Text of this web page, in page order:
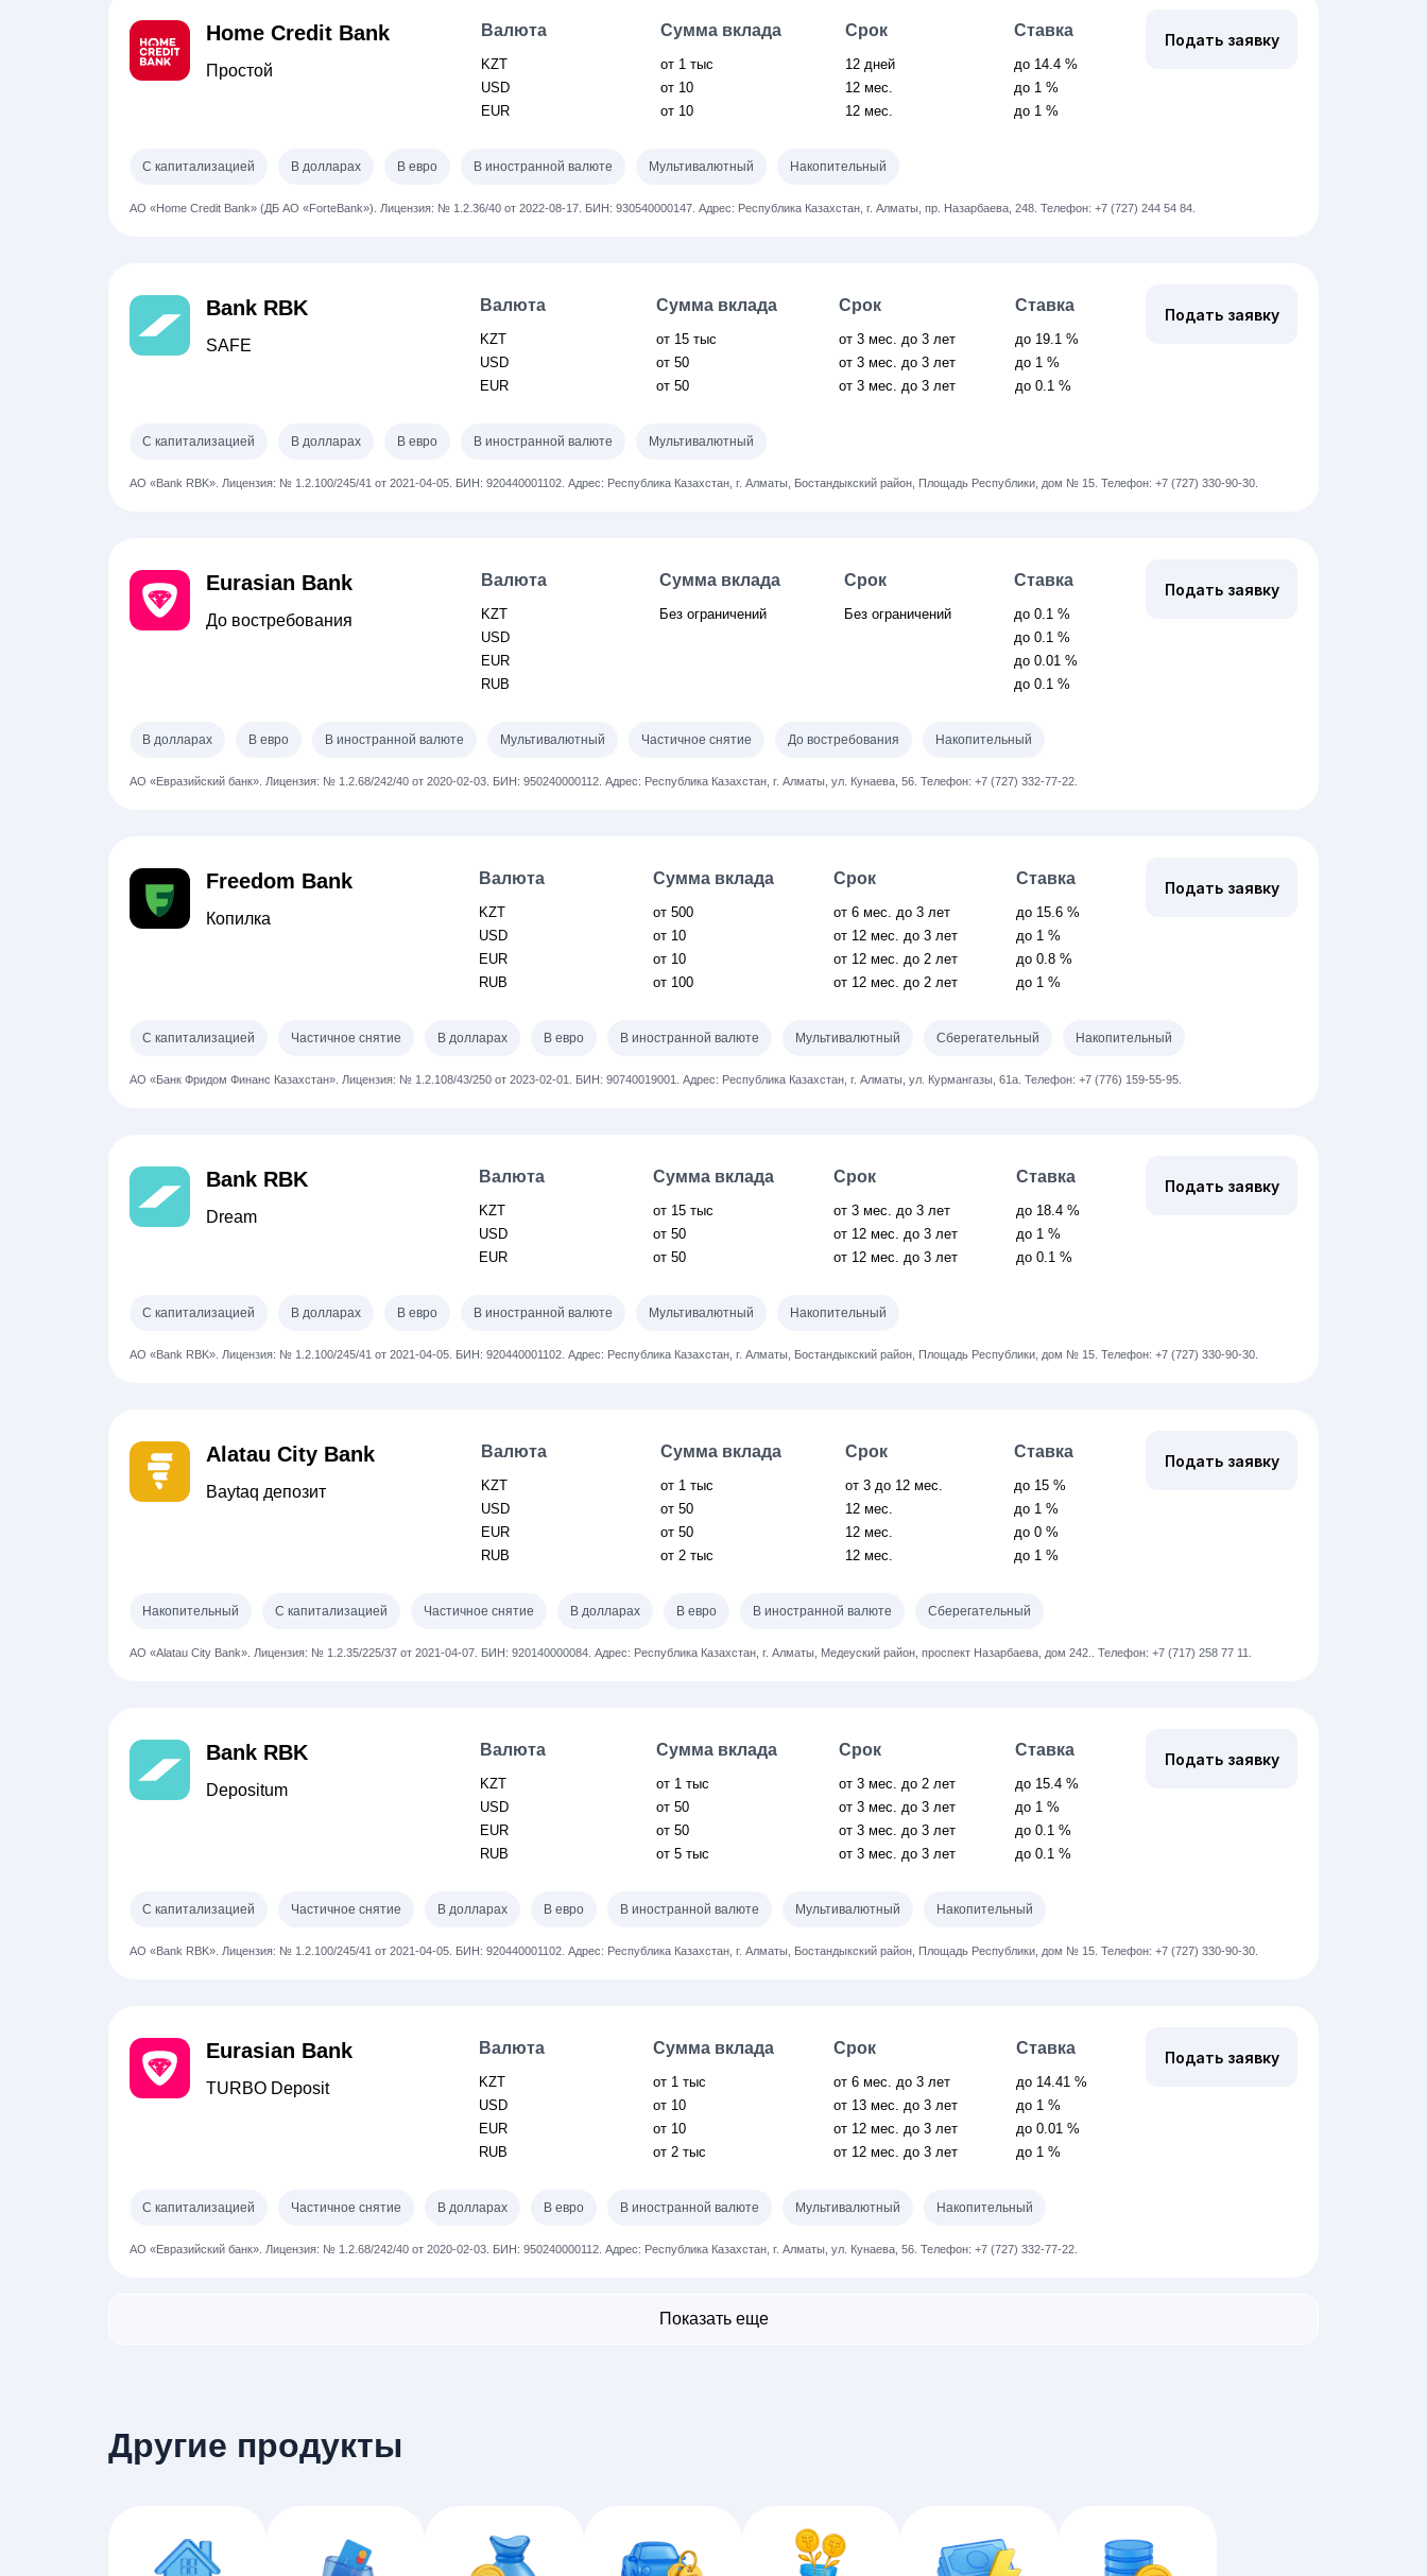
Home Credit Bank
Простой
Валюта
KZT
USD
EUR
Сумма вклада
от 1 тыс
от 10
от 10
Срок
12 дней
12 мес.
12 мес.
Ставка
до 14.4 %
до 1 %
до 1 %
Подать заявку
С капитализацией В долларах В евро В иностранной валюте Мультивалютный Накопительный
АО «Home Credit Bank» (ДБ АО «ForteBank»). Лицензия: № 1.2.36/40 от 2022-08-17. БИН: 930540000147. Адрес: Республика Казахстан, ​г. Алматы, пр. Назарбаева, 248. Телефон: +7 (727) 244 54 84.
Bank RBK
SAFE
Валюта
KZT
USD
EUR
Сумма вклада
от 15 тыс
от 50
от 50
Срок
от 3 мес. до 3 лет
от 3 мес. до 3 лет
от 3 мес. до 3 лет
Ставка
до 19.1 %
до 1 %
до 0.1 %
Подать заявку
С капитализацией В долларах В евро В иностранной валюте Мультивалютный
АО «Bank RBK». Лицензия: № 1.2.100/245/41 от 2021-04-05. БИН: 920440001102. Адрес: Республика Казахстан, г. Алматы, Бостандыкский район, Площадь Республики, дом № 15. Телефон: +7 (727) 330-90-30.
Eurasian Bank
До востребования
Валюта
KZT
USD
EUR
RUB
Сумма вклада
Без ограничений
Срок
Без ограничений
Ставка
до 0.1 %
до 0.1 %
до 0.01 %
до 0.1 %
Подать заявку
В долларах В евро В иностранной валюте Мультивалютный Частичное снятие До востребования Накопительный
АО «Евразийский банк». Лицензия: № 1.2.68/242/40 от 2020-02-03. БИН: 950240000112. Адрес: Республика Казахстан, г. Алматы, ул. Кунаева, 56. Телефон: +7 (727) 332-77-22.
Freedom Bank
Копилка
Валюта
KZT
USD
EUR
RUB
Сумма вклада
от 500
от 10
от 10
от 100
Срок
от 6мес.до 3 лет
от 12мес.до 3 лет
от 12мес.до 2 лет
от 12мес.до 2 лет
Ставка
до 15.6 %
до 1 %
до 0.8 %
до 1 %
Подать заявку
С капитализацией Частичное снятие В долларах В евро В иностранной валюте Мультивалютный Сберегательный Накопительный
АО «Банк Фридом Финанс Казахстан». Лицензия: № 1.2.108/43/250 от 2023-02-01. БИН: 90740019001. Адрес: Республика Казахстан, г. Алматы, ул. Курмангазы, 61а. Телефон: +7 (776) 159-55-95.
Bank RBK
Dream
Валюта
KZT
USD
EUR
Сумма вклада
от 15 тыс
от 50
от 50
Срок
от 3мес.до 3 лет
от 12мес.до 3 лет
от 12мес.до 3 лет
Ставка
до 18.4 %
до 1 %
до 0.1 %
Подать заявку
С капитализацией В долларах В евро В иностранной валюте Мультивалютный Накопительный
АО «Bank RBK». Лицензия: № 1.2.100/245/41 от 2021-04-05. БИН: 920440001102. Адрес: Республика Казахстан, г. Алматы, Бостандыкский район, Площадь Республики, дом № 15. Телефон: +7 (727) 330-90-30.
Alatau City Bank
Baytaq депозит
Валюта
KZT
USD
EUR
RUB
Сумма вклада
от 1 тыс
от 50
от 50
от 2 тыс
Срок
от 3до 12 мес.
12 мес.
12 мес.
12 мес.
Ставка
до 15 %
до 1 %
до 0 %
до 1 %
Подать заявку
Накопительный С капитализацией Частичное снятие В долларах В евро В иностранной валюте Сберегательный
АО «Alatau City Bank». Лицензия: № 1.2.35/225/37 от 2021-04-07. БИН: 920140000084. Адрес: Республика Казахстан, г. Алматы, Медеуский район, проспект Назарбаева, дом 242.. Телефон: +7 (717) 258 77 11.
Bank RBK
Depositum
Валюта
KZT
USD
EUR
RUB
Сумма вклада
от 1 тыс
от 50
от 50
от 5 тыс
Срок
от 3 мес. до 2 лет
от 3 мес. до 3 лет
от 3 мес. до 3 лет
от 3 мес. до 3 лет
Ставка
до 15.4 %
до 1 %
до 0.1 %
до 0.1 %
Подать заявку
С капитализацией Частичное снятие В долларах В евро В иностранной валюте Мультивалютный Накопительный
АО «Bank RBK». Лицензия: № 1.2.100/245/41 от 2021-04-05. БИН: 920440001102. Адрес: Республика Казахстан, г. Алматы, Бостандыкский район, Площадь Республики, дом № 15. Телефон: +7 (727) 330-90-30.
Eurasian Bank
TURBO Deposit
Валюта
KZT
USD
EUR
RUB
Сумма вклада
от 1 тыс
от 10
от 10
от 2 тыс
Срок
от 6мес.до 3 лет
от 13мес.до 3 лет
от 12мес.до 3 лет
от 12мес.до 3 лет
Ставка
до 14.41 %
до 1 %
до 0.01 %
до 1 %
Подать заявку
С капитализацией Частичное снятие В долларах В евро В иностранной валюте Мультивалютный Накопительный
АО «Евразийский банк». Лицензия: № 1.2.68/242/40 от 2020-02-03. БИН: 950240000112. Адрес: Республика Казахстан, г. Алматы, ул. Кунаева, 56. Телефон: +7 (727) 332-77-22.
Показать еще
Другие продукты